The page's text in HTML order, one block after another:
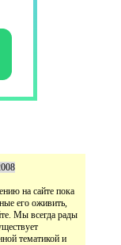
на сайте пока
его оживить,
Мы всегда рады
тематикой и